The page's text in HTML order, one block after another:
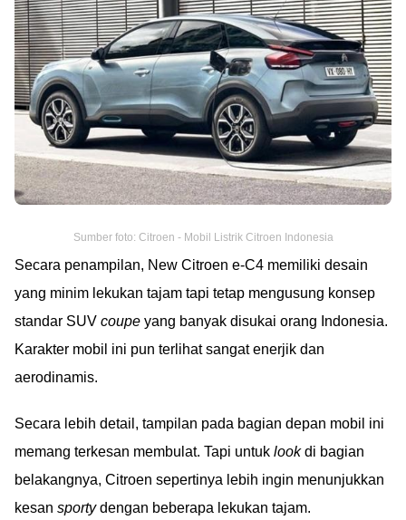
Sumber foto: Citroen - Mobil Listrik Citroen Indonesia
Secara penampilan, New Citroen e-C4 memiliki desain
yang minim lekukan tajam tapi tetap mengusung konsep
standar SUV coupe yang banyak disukai orang Indonesia.
Karakter mobil ini pun terlihat sangat enerjik dan
aerodinamis.
Secara lebih detail, tampilan pada bagian depan mobil ini
memang terkesan membulat. Tapi untuk lookdi bagian
belakangnya, Citroen sepertinya lebih ingin menunjukkan
kesan sportydengan beberapa lekukan tajam.